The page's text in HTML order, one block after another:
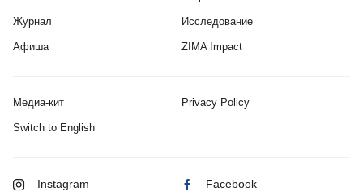
Журнал
Афиша
Исследование
ZIMA Impact
Медиа-кит Privacy Policy
Switch to English
Instagram Facebook